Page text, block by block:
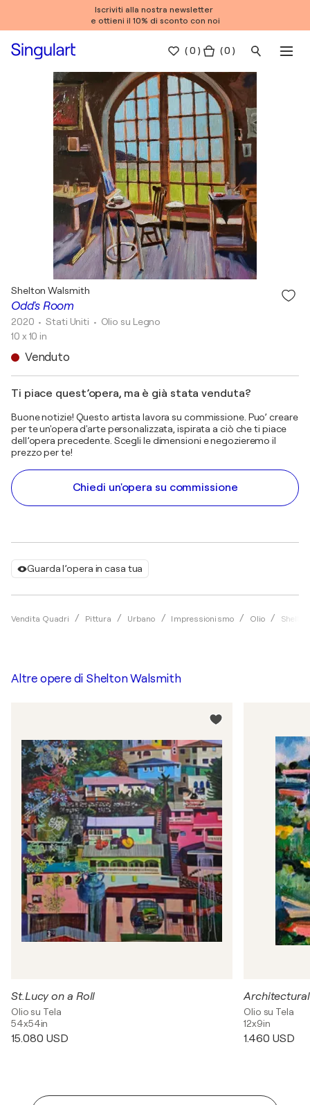
Iscriviti alla nostra newsletter
e ottieni il 10% di sconto con noi
(0 ) ( 0 )
Guarda l’opera in casa tua
Vendita Quadri Pittura Urbano Impressionismo Olio
Odd's Room
Shelton Walsmith
2020 • Stati Uniti • Olio su Legno
10 x 10 in
Venduto
Ti piace quest’opera, ma è già stata venduta?
Buone notizie! Questo artista lavora su commissione. Puo’ creare
per te un'opera d'arte personalizzata, ispirata a ciò che ti piace
dell’opera precedente. Scegli le dimensioni e negozieremo il
prezzo per te!
Chiedi un'opera su commissione
Altre opere di Shelton Walsmith
St.Lucy on a Roll
Olio su Tela
54x54in
15.080 USD
Olio su Tela
12x9in
1.460 USD